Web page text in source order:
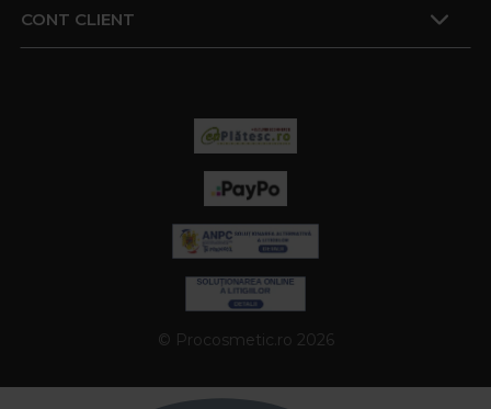
CONT CLIENT
© Procosmetic.ro 2026